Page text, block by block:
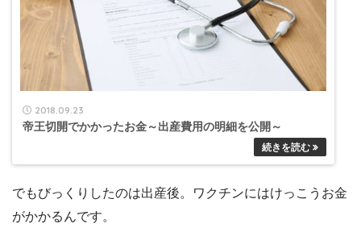
2018.09.23
帝王切開でかかったお金～出産費用の明細を公開～
でもびっくりしたのは出産後。ワクチンにはけっこうお金
がかかるんです。